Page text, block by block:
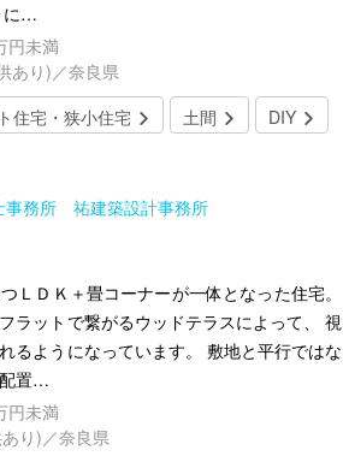
に…
円未満
あり)／奈良県
住宅・狭小住宅 土間 DIY
事務所 祐建築設計事務所
ＬＤＫ＋畳コーナーが一体となった住宅。
ラットで繋がるウッドテラスによって、 視
るようになっています。 敷地と平行ではな
置…
円未満
り)／奈良県